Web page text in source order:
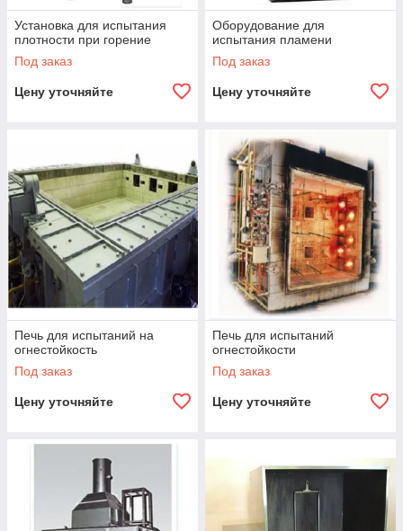
Установка для испытания
плотности при горение
Под заказ
Цену уточняйте
Оборудование для
испытания пламени
Под заказ
Цену уточняйте
Печь для испытаний на
огнестойкость
Под заказ
Цену уточняйте
Печь для испытаний
огнестойкости
Под заказ
Цену уточняйте